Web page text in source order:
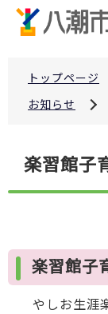
トップページ
お知らせ
こ
ら
楽習館子
楽習館子
やしお生涯